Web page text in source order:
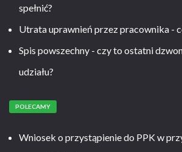
spełnić?
Utrata uprawnień przez pracownika -
Spis powszechny - czy to ostatni
udziału?
POLECAMY
Wniosek o przystąpienie do PPK w